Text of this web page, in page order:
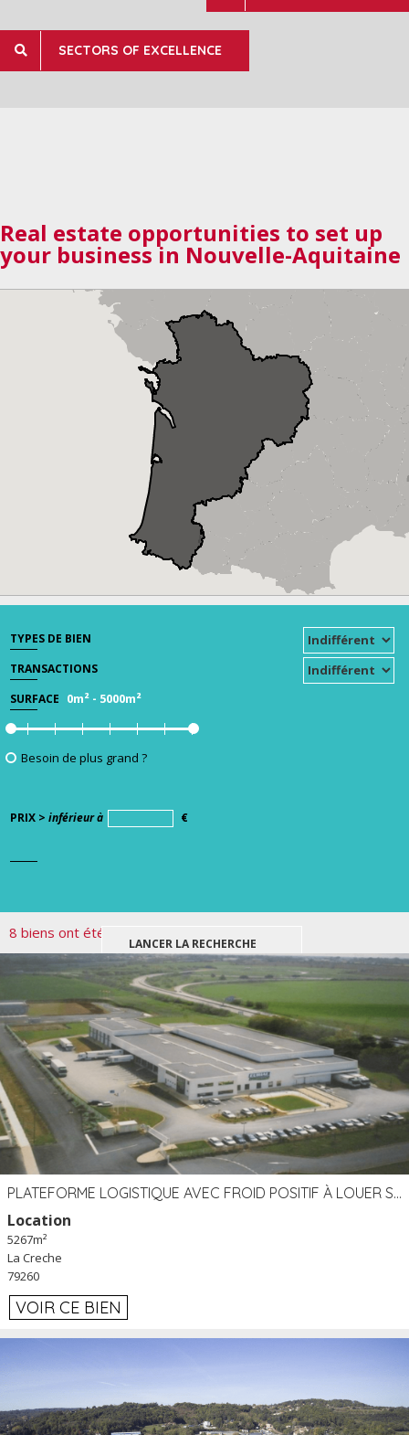
SECTORS OF EXCELLENCE
Real estate opportunities to set up
your business in Nouvelle-Aquitaine
TYPES DE BIEN
TRANSACTIONS
SURFACE 0m² - 5000m²
Besoin de plus grand ?
PRIX > inférieur à €
8 biens ont été trouvés pour votre recherche.
PLATEFORME LOGISTIQUE AVEC FROID POSITIF À LOUER SECTEUR NIORT (79)
Location
5267m²
La Creche
79260
VOIR CE BIEN